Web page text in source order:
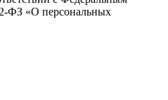
ФЗ «О персональных